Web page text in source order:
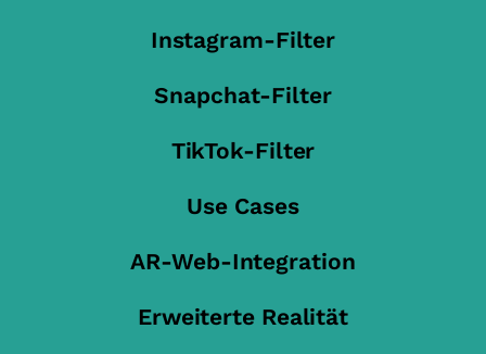
Instagram-Filter
Snapchat-Filter
TikTok-Filter
Use Cases
AR-Web-Integration
Erweiterte Realität